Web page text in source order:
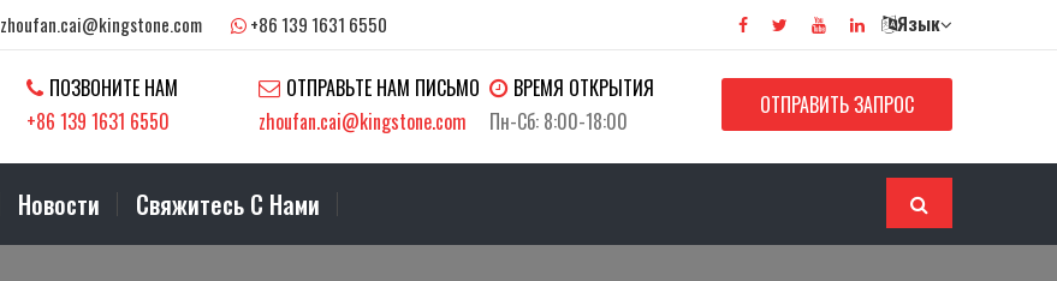
zhoufan.cai@kingstone.com +86 139 1631 6550 Язык
ПОЗВОНИТЕ НАМ
+86 139 1631 6550
ОТПРАВЬТЕ НАМ ПИСЬМО
zhoufan.cai@kingstone.com
ВРЕМЯ ОТКРЫТИЯ
Пн-Сб: 8:00-18:00
ОТПРАВИТЬ ЗАПРОС
Новости Свяжитесь С Нами